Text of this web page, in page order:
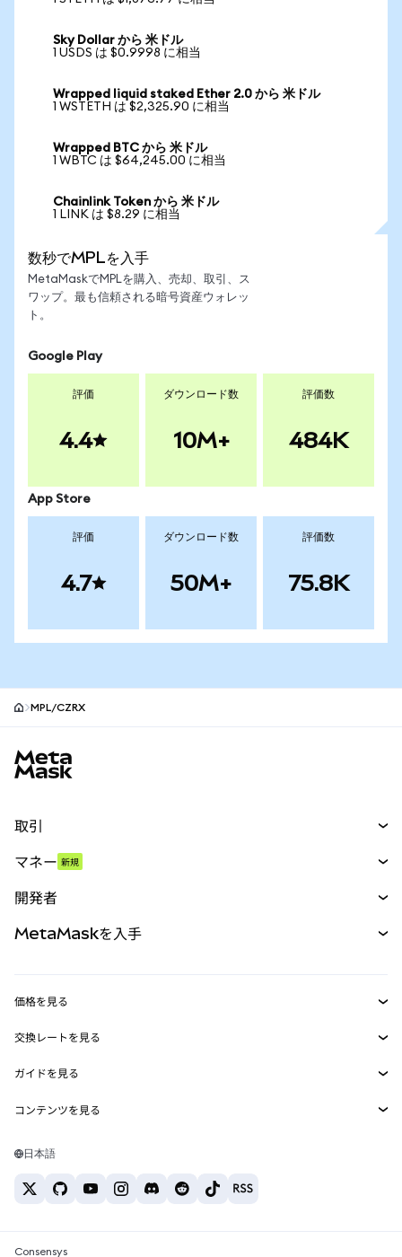
Sky Dollar から 米ドル
1 USDS は $0.9998 に相当
Wrapped liquid staked Ether 2.0 から 米ドル
1 WSTETH は $2,325.90 に相当
Wrapped BTC から 米ドル
1 WBTC は $64,245.00 に相当
Chainlink Token から 米ドル
1 LINK は $8.29 に相当
数秒でMPLを入手
MetaMaskでMPLを購入、売却、取引、ス
ワップ。最も信頼される暗号資産ウォレッ
ト。
Google Play
評価
4.4
ダウンロード数
10M+
評価数
484K
App Store
評価
4.7
ダウンロード数
50M+
評価数
75.8K
MPL/CZRX
取引
パーペチュアル
RWA
マネー 新規
開発者
MetaMask Connect
Snaps
Web3サービス
MetaMaskを入手
セキュリティ
サポート
キャリア
お問い合わせ
価格を見る
イーサリアムの価格
Solanaの価格
Tetherの価格
交換レートを見る
ETH→USD
USDT→INR
BTC→INR
ETH→USDT
ガイドを見る
ETHの購入
USDTの購入
SHIBの購入
コンテンツを見る
Solanaウォレット
日本語
Consensys